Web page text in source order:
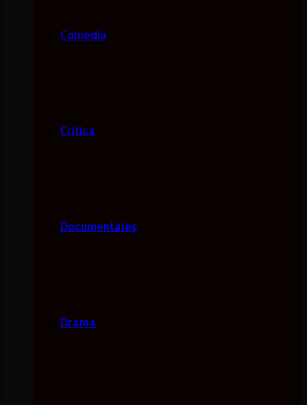
Comedia
Critica
Documentales
Drama